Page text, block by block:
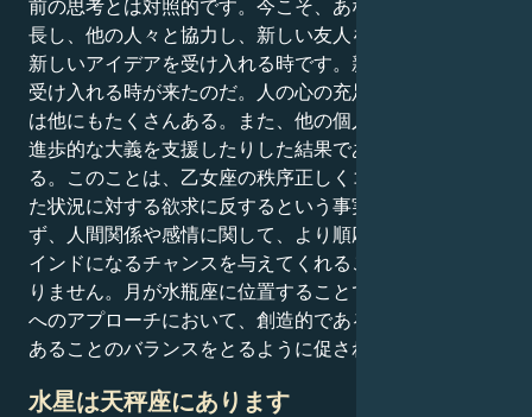
前の思考とは対照的です。今こそ、あなたが人間的に成
長し、他の人々と協力し、新しい友人を作るのに役立つ
新しいアイデアを受け入れる時です。新しいアイデアを
受け入れる時が来たのだ。人の心の充足に寄与するもの
は他にもたくさんある。また、他の個人と協力したり、
進歩的な大義を支援したりした結果である可能性もあ
る。このことは、乙女座の秩序正しくコントロールされ
た状況に対する欲求に反するという事実にもかかわら
ず、人間関係や感情に関して、より順応的でオープンマ
インドになるチャンスを与えてくれることに変わりはあ
りません。月が水瓶座に位置することで、乙女座は人生
へのアプローチにおいて、創造的であることと現実的で
あることのバランスをとるように促される。
水星は天秤座にあります